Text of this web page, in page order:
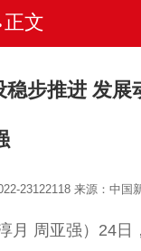
正文
步推进 发展
23122118来源：中国
周亚强）24日